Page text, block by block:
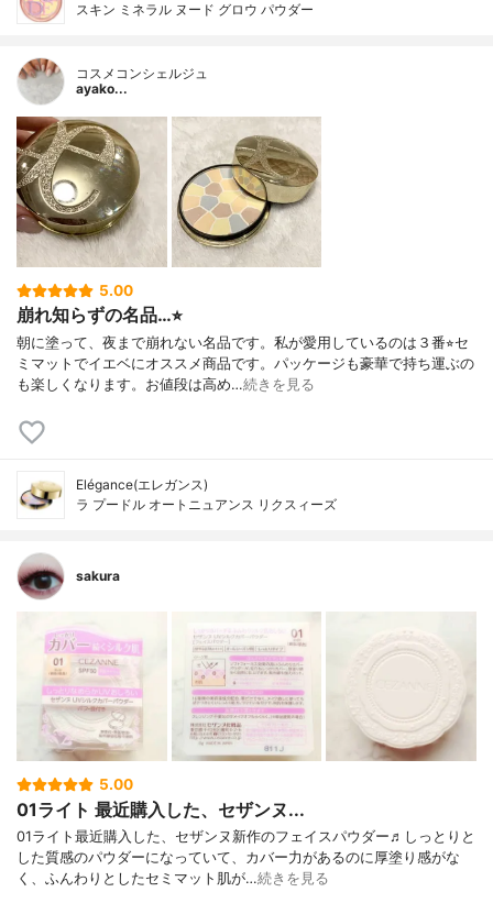
スキン ミネラル ヌード グロウ パウダー
コスメコンシェルジュ
ayako...
5.00
崩れ知らずの名品…⭐︎
朝に塗って、夜まで崩れない名品です。私が愛用しているのは３番⭐︎セ
ミマットでイエベにオススメ商品です。パッケージも豪華で持ち運ぶの
も楽しくなります。お値段は高め…続きを見る
Elégance(エレガンス)
ラ プードル オートニュアンス リクスィーズ
sakura
5.00
01ライト 最近購入した、セザンヌ...
01ライト最近購入した、セザンヌ新作のフェイスパウダー♬しっとりと
した質感のパウダーになっていて、カバー力があるのに厚塗り感がな
く、ふんわりとしたセミマット肌が…続きを見る